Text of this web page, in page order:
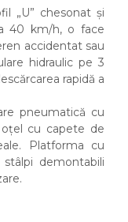
„U” chesonat și
40 km/h, o face
accidentat sau
hidraulic pe 3
rapidă a
pneumatică cu
cu capete de
Platforma cu
demontabili